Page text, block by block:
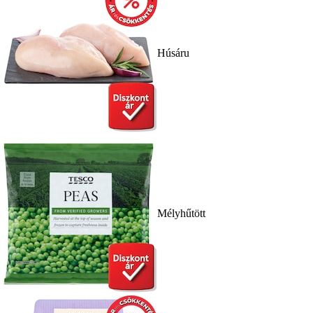
Húsáru
Mélyhűtött